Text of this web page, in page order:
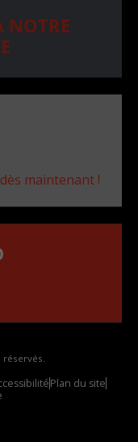
NOTRE
maintenant !
réservés.
Plan du site